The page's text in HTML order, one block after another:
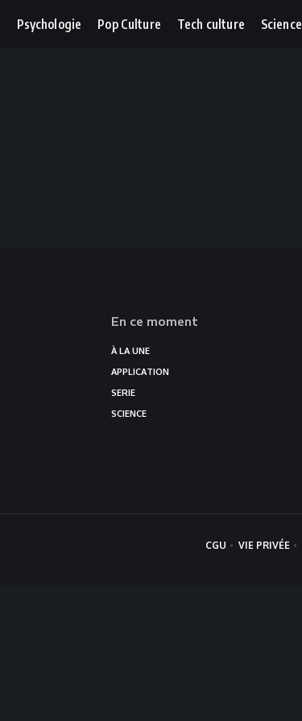
Psychologie Pop Culture Tech culture Science
En ce moment
À LA UNE
APPLICATION
SERIE
SCIENCE
CGU VIE PRIVÉE